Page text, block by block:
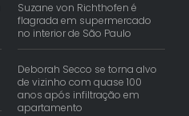
Suzane von Richthofen é
flagrada em supermercado
no interior de São Paulo
Deborah Secco se torna alvo
de vizinho com quase 100
anos após infiltração em
apartamento